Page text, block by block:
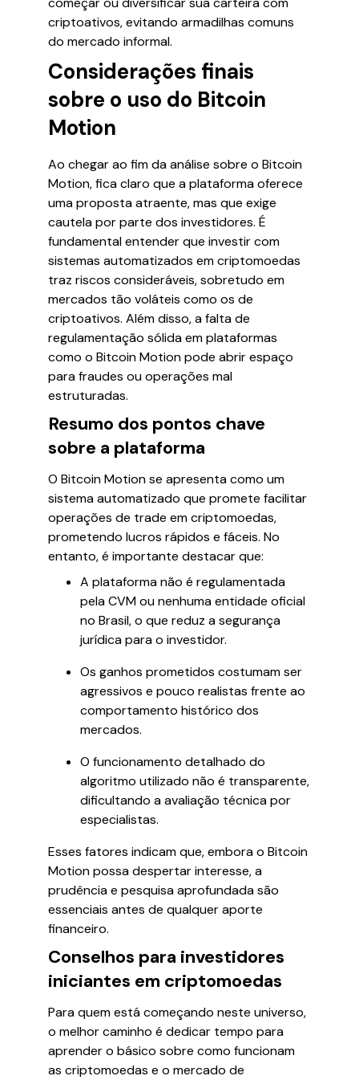
criptoativos, evitando armadilhas comuns
do mercado informal.
Considerações finais
sobre o uso do Bitcoin
Motion
Ao chegar ao fim da análise sobre o Bitcoin
Motion, fica claro que a plataforma oferece
uma proposta atraente, mas que exige
cautela por parte dos investidores. É
fundamental entender que investir com
sistemas automatizados em criptomoedas
traz riscos consideráveis, sobretudo em
mercados tão voláteis como os de
criptoativos. Além disso, a falta de
regulamentação sólida em plataformas
como o Bitcoin Motion pode abrir espaço
para fraudes ou operações mal
estruturadas.
Resumo dos pontos chave
sobre a plataforma
O Bitcoin Motion se apresenta como um
sistema automatizado que promete facilitar
operações de trade em criptomoedas,
prometendo lucros rápidos e fáceis. No
entanto, é importante destacar que:
A plataforma não é regulamentada
pela CVM ou nenhuma entidade oficial
no Brasil, o que reduz a segurança
jurídica para o investidor.
Os ganhos prometidos costumam ser
agressivos e pouco realistas frente ao
comportamento histórico dos
mercados.
O funcionamento detalhado do
algoritmo utilizado não é transparente,
dificultando a avaliação técnica por
especialistas.
Esses fatores indicam que, embora o Bitcoin
Motion possa despertar interesse, a
prudência e pesquisa aprofundada são
essenciais antes de qualquer aporte
financeiro.
Conselhos para investidores
iniciantes em criptomoedas
Para quem está começando neste universo,
o melhor caminho é dedicar tempo para
aprender o básico sobre como funcionam
as criptomoedas e o mercado de